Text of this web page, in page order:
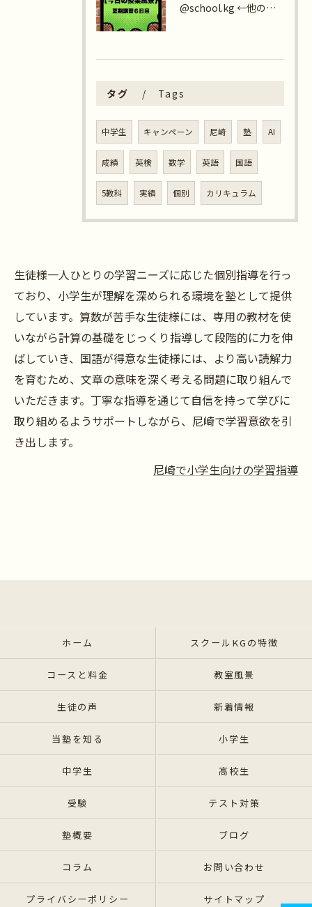
@school.kg ←他の投稿も見てみる😄
タグ Tags
中学生 キャンペーン 尼崎 塾 AI
成績 英検 数学 英語 国語
5教科 実績 個別 カリキュラム
生徒様一人ひとりの学習ニーズに応じた個別指導を行っ
ており、小学生が理解を深められる環境を塾として提供
しています。算数が苦手な生徒様には、専用の教材を使
いながら計算の基礎をじっくり指導して段階的に力を伸
ばしていき、国語が得意な生徒様には、より高い読解力
を育むため、文章の意味を深く考える問題に取り組んで
いただきます。丁寧な指導を通じて自信を持って学びに
取り組めるようサポートしながら、尼崎で学習意欲を引
き出します。
尼崎で小学生向けの学習指導
ホーム スクールKGの特徴
コースと料金 教室風景
生徒の声 新着情報
当塾を知る 小学生
中学生 高校生
受験 テスト対策
塾概要 ブログ
コラム お問い合わせ
プライバシーポリシー サイトマップ